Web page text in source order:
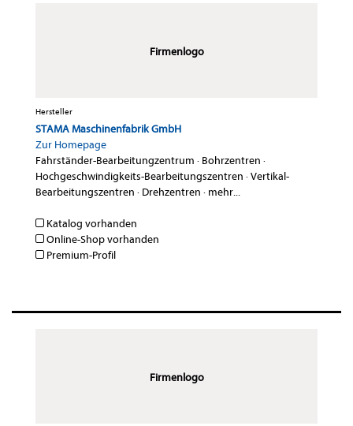
Firmenlogo
Hersteller
STAMA Maschinenfabrik GmbH
Zur Homepage
Fahrständer-Bearbeitungzentrum · Bohrzentren ·
Hochgeschwindigkeits-Bearbeitungszentren ·Vertikal-
Bearbeitungszentren · Drehzentren · mehr...
Katalog vorhanden
Online-Shop vorhanden
Premium-Profil
Firmenlogo